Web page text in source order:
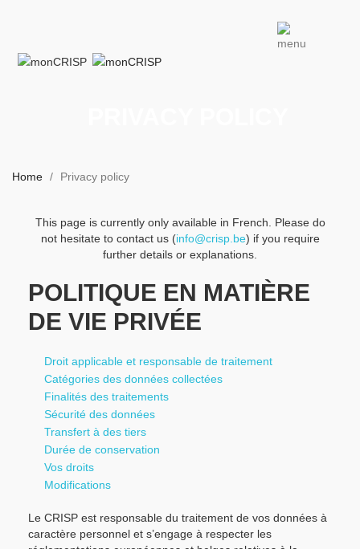
Home Privacy policy
This page is currently only available in French. Please do
not hesitate to contact us (info@crisp.be) if you require
further details or explanations.
POLITIQUE EN MATIÈRE
DE VIE PRIVÉE
Droit applicable et responsable de traitement
Catégories des données collectées
Finalités des traitements
Sécurité des données
Transfert à des tiers
Durée de conservation
Vos droits
Modifications
Le CRISP est responsable du traitement de vos données à
caractère personnel et s’engage à respecter les